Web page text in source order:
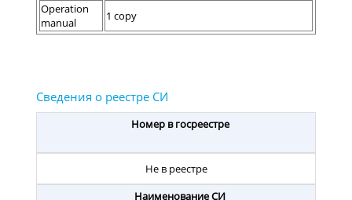
Operation
manual
1 copy
Номер в госреестре
Не в реестре
Наименование СИ